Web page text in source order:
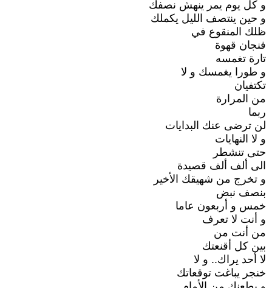
و كل يوم يمر ينهش نصفك
و حين ينتصف الليل يكملك
ظلك المنقوع في
فنجان قهوة
تارة تغمسه
و طورا يغمسك و لا
تكتفيان
من المرارة
ربما
لن ترضى عنك البدايات
و لا النهايات
حتى تنشطر
الى ألف ألف قصيدة
و تخرج من شهيقك الأخير
بنصف نبض
خمس و أربعون عاما
و أنت لا تعرف
من أنت من
بين كل أقنعتك
لا أحد يراك.. و لا
خنجر يباغت توقعاتك